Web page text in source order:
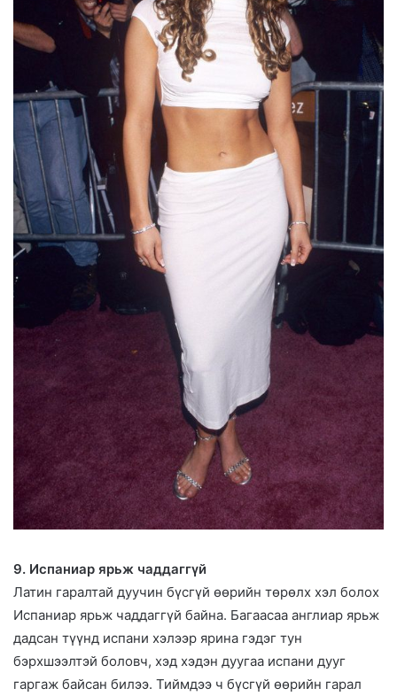
9. Испаниар ярьж чаддаггүй
Латин гаралтай дуучин бүсгүй өөрийн төрөлх хэл болох
Испаниар ярьж чаддаггүй байна. Багаасаа англиар ярьж
дадсан түүнд испани хэлээр ярина гэдэг тун
бэрхшээлтэй боловч, хэд хэдэн дуугаа испани дууг
гаргаж байсан билээ. Тиймдээ ч бүсгүй өөрийн гарал